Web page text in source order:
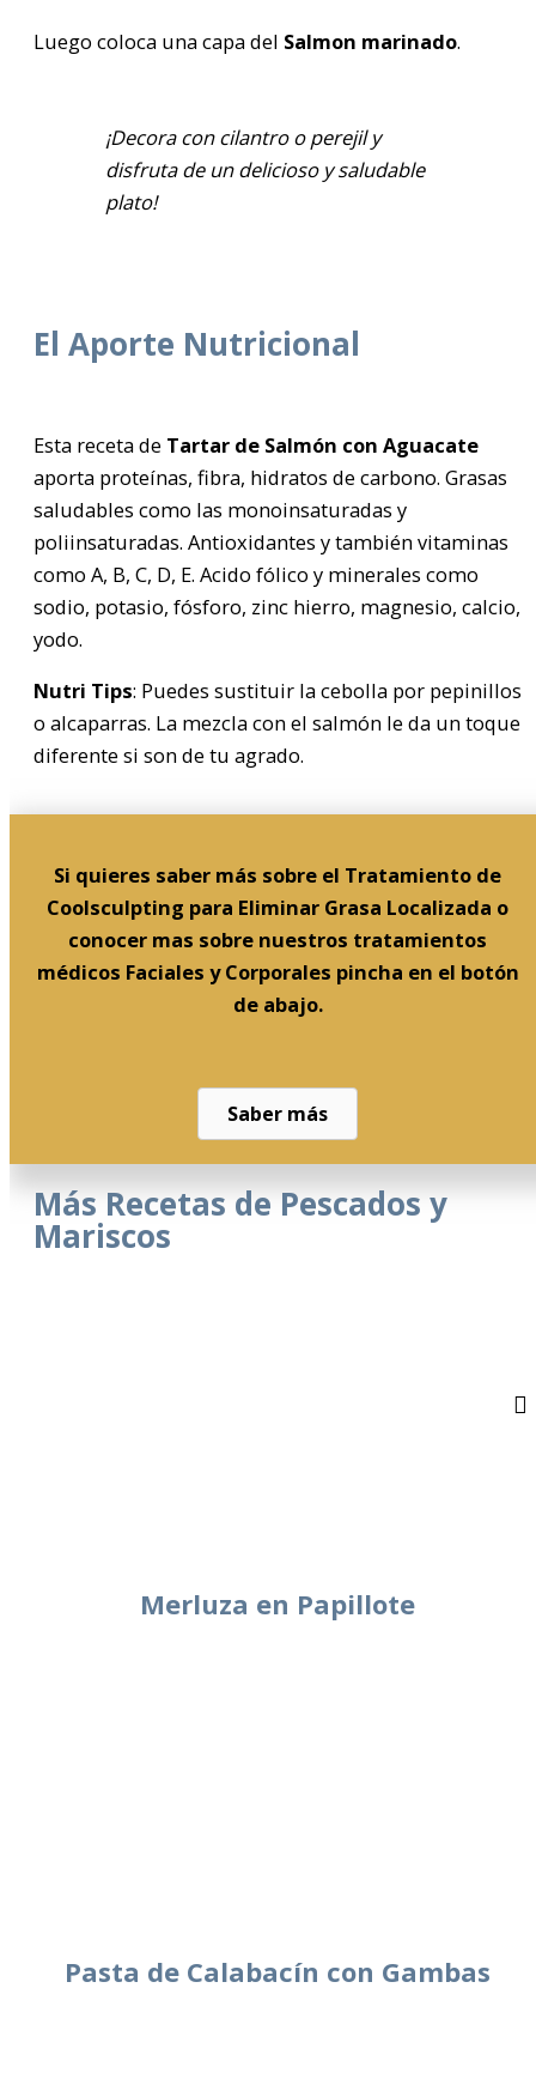
Luego coloca una capa del Salmon marinado.
¡Decora con cilantro o perejil y
disfruta de un delicioso y saludable
plato!
El Aporte Nutricional
Esta receta de Tartar de Salmón con Aguacate
aporta proteínas, fibra, hidratos de carbono. Grasas
saludables como las monoinsaturadas y
poliinsaturadas. Antioxidantes y también vitaminas
como A, B, C, D, E. Acido fólico y minerales como
sodio, potasio, fósforo, zinc hierro, magnesio, calcio,
yodo.
Nutri Tips: Puedes sustituir la cebolla por pepinillos
o alcaparras. La mezcla con el salmón le da un toque
diferente si son de tu agrado.
Si quieres saber más sobre el Tratamiento de
Coolsculpting para Eliminar Grasa Localizada o
conocer mas sobre nuestros tratamientos
médicos Faciales y Corporales pincha en el botón
de abajo.
Saber más
Más Recetas de Pescados y
Mariscos
Merluza en Papillote
Pasta de Calabacín con Gambas